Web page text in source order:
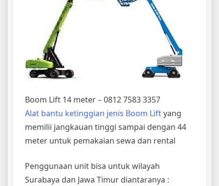
Boom Lift 14 meter – 0812 7583 3357
Alat bantu ketinggian jenis Boom Liftyang
memilii jangkauan tinggi sampai dengan 44
meter untuk pemakaian sewa dan rental
Penggunaan unit bisa untuk wilayah
Surabaya dan Jawa Timur diantaranya :